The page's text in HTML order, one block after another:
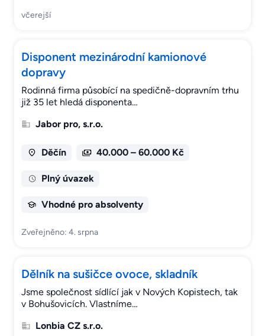
včerejší
Disponent mezinárodní kamionové
dopravy
Rodinná firma působící na spedičně-dopravním trhu
již 35 let hledá disponenta…
Jabor pro, s.r.o.
Děčín 40.000 – 60.000 Kč
Plný úvazek
Vhodné pro absolventy
Zveřejněno: 4. srpna
Dělník na sušičce ovoce, skladník
Jsme společnost sídlící jak v Nových Kopistech, tak
v Bohušovicích. Vlastníme…
Lonbia CZ s.r.o.